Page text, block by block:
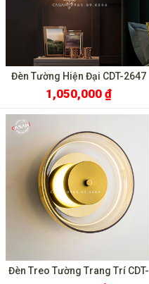
Đèn Tường Hiện Đại CDT-2647
1,050,000 ₫
Đèn Treo Tường Trang Trí CDT-